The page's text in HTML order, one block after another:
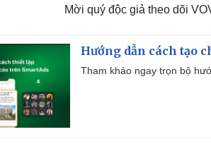
Mời quý độc giả theo dõi
Hướng dẫn cách tạo
Tham khảo ngay trọn bộ